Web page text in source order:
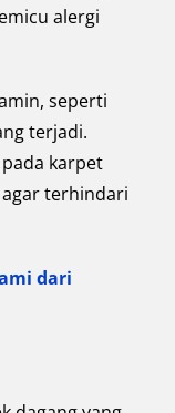
alergi
seperti
terjadi.
karpet
terhindari
dari